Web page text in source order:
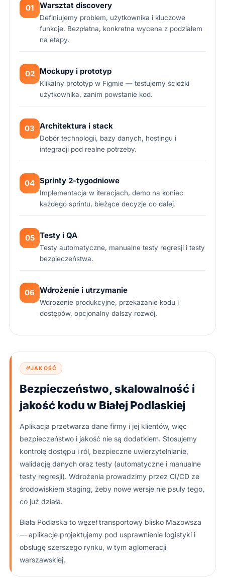
01 Warsztat discovery
Definiujemy problem, użytkownika i kluczowe
funkcje. Bezpłatna, konkretna wycena z podziałem
na etapy.
02 Mockupy i prototyp
Klikalny prototyp w Figmie — testujemy ścieżki
użytkownika, zanim powstanie kod.
03 Architektura i stack
Dobór technologii, bazy danych, hostingu i
integracji pod realne potrzeby.
04 Sprinty 2-tygodniowe
Implementacja w iteracjach, demo na koniec
każdego sprintu, bieżące decyzje co dalej.
05 Testy i QA
Testy automatyczne, manualne testy regresji i testy
bezpieczeństwa.
06 Wdrożenie i utrzymanie
Wdrożenie produkcyjne, przekazanie kodu i
dostępów, opcjonalny dalszy rozwój.
JAKOŚĆ
Bezpieczeństwo, skalowalność i
jakość kodu w Białej Podlaskiej
Aplikacja przetwarza dane firmy i jej klientów, więc
bezpieczeństwo i jakość nie są dodatkiem. Stosujemy
kontrolę dostępu i ról, bezpieczne uwierzytelnianie,
walidację danych oraz testy (automatyczne i manualne
testy regresji). Wdrożenia prowadzimy przez CI/CD ze
środowiskiem staging, żeby nowe wersje nie psuły tego,
co już działa.
Biała Podlaska to węzeł transportowy blisko Mazowsza
— aplikacje projektujemy pod usprawnienie logistyki i
obsługę szerszego rynku, w tym aglomeracji
warszawskiej.